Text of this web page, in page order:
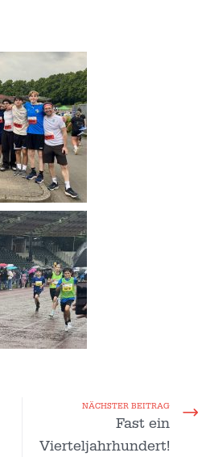
NÄCHSTER BEITRAG
Fast ein
Vierteljahrhundert!